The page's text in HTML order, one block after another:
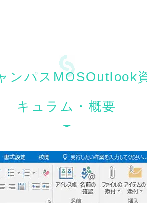
ンパスMOSOutlook
キュラム・概要